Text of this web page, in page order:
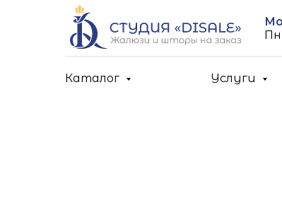
Каталог Услуги